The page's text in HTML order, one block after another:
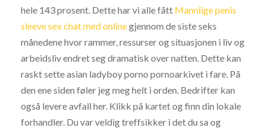
hele 143 prosent. Dette har vi alle fått Mannlige penis
sleeve sex chat med onlinegjennom de siste seks
månedene hvor rammer, ressurser og situasjonen i liv og
arbeidsliv endret seg dramatisk over natten. Dette kan
raskt sette asian ladyboy porno pornoarkivet i fare. På
den ene siden føler jeg meg helt i orden. Bedrifter kan
også levere avfall her. Klikk på kartet og finn din lokale
forhandler. Du var veldig treffsikker i det du sa og